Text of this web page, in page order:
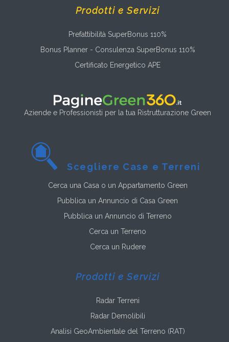
Prodotti e Servizi
Prefattibilità SuperBonus 110%
Bonus Planner - Consulenza SuperBonus 110%
Certificato Energetico APE
Aziende e Professionisti per la tua Ristrutturazione Green
Scegliere Case e Terreni
Cerca una Casa o un Appartamento Green
Pubblica un Annuncio di Casa Green
Pubblica un Annuncio di Terreno
Cerca un Terreno
Cerca un Rudere
Prodotti e Servizi
Radar Terreni
Radar Demolibili
Analisi GeoAmbientale del Terreno (RAT)